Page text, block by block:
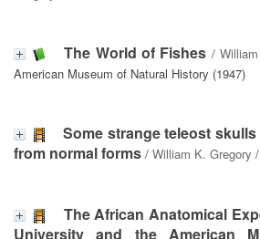
The World of Fishes /
American Museum of Natural History (1947)
Some strange teleost
from normal forms / William K. Gregory
The African Anatomical
University and the American